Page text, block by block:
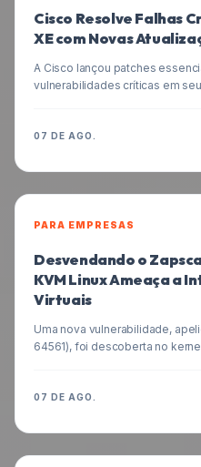
Cisco Resolve Falhas
XE com Novas
A Cisco lançou patches
vulnerabilidades críticas em
07 DE AGO.
PARA EMPRESAS
Desvendando o
KVM Linux Ameaça a
Virtuais
Uma nova vulnerabilidade,
64561), foi descoberta no
no sistema host. Entenda os
07 DE AGO.